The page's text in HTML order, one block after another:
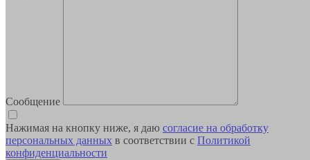
Сообщение
Нажимая на кнопку ниже, я даю согласие на обработку
персональных данных в соответствии с Политикой
конфиденциальности